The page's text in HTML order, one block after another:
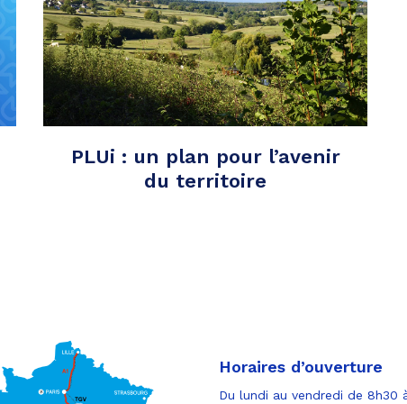
PLUi : un plan pour l’avenir
du territoire
Horaires d’ouverture
Du lundi au vendredi de 8h30